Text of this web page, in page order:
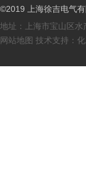
©2019 上海徐吉电气
地址：上海市宝山区
网站地图 技术支持：